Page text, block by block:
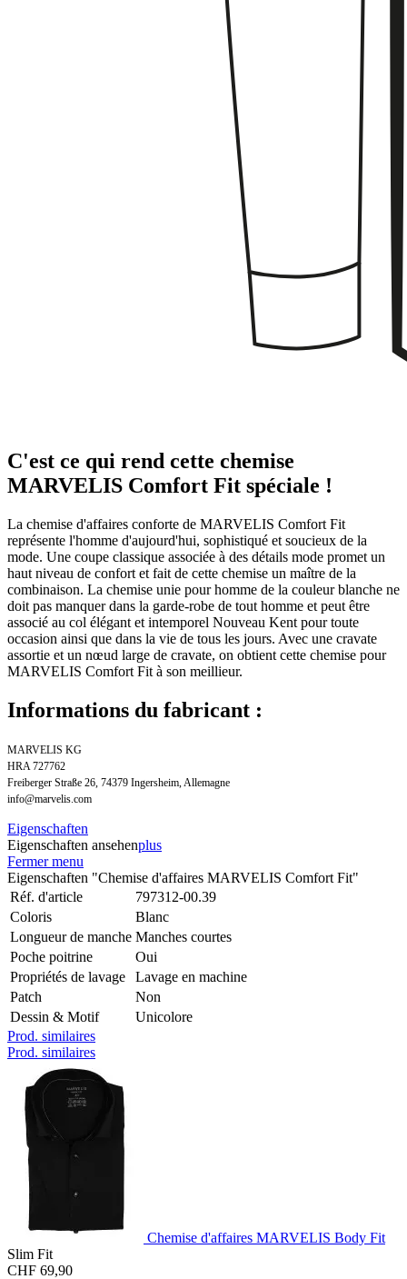
C'est ce qui rend cette chemise
MARVELIS Comfort Fit spéciale !
La chemise d'affaires conforte de MARVELIS Comfort Fit
représente l'homme d'aujourd'hui, sophistiqué et soucieux de la
mode. Une coupe classique associée à des détails mode promet un
haut niveau de confort et fait de cette chemise un maître de la
combinaison. La chemise unie pour homme de la couleur blanche ne
doit pas manquer dans la garde-robe de tout homme et peut être
associé au col élégant et intemporel Nouveau Kent pour toute
occasion ainsi que dans la vie de tous les jours. Avec une cravate
assortie et un nœud large de cravate, on obtient cette chemise pour
MARVELIS Comfort Fit à son meillieur.
Informations du fabricant :
MARVELIS KG
HRA 727762
Freiberger Straße 26, 74379 Ingersheim, Allemagne
info@marvelis.com
Eigenschaften
Eigenschaften ansehenplus
Fermer menu
Eigenschaften "Chemise d'affaires MARVELIS Comfort Fit"
Réf. d'article
797312-00.39
Coloris
Blanc
Longueur de manche Manches courtes
Poche poitrine
Oui
Propriétés de lavage
Lavage en machine
Patch
Non
Dessin & Motif
Unicolore
Prod. similaires
Prod. similaires
Chemise d'affaires MARVELIS Body Fit
Slim Fit
CHF 69,90